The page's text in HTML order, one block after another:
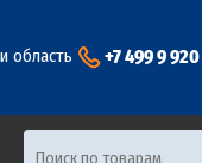
область +7 499 9